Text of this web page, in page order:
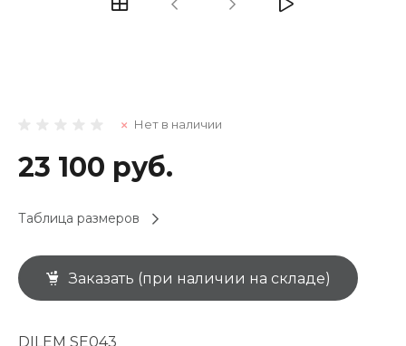
Нет в наличии
23 100 руб.
Таблица размеров
Заказать (при наличии на складе)
DILEM SE043